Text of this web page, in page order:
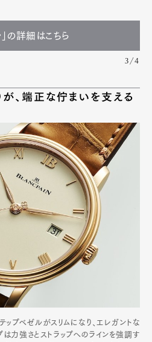
」の詳細はこちら
3/4
、端正な佇まいを支える
ップベゼルがスリムになり、エレガントな
力強さとストラップへのラインを強調す